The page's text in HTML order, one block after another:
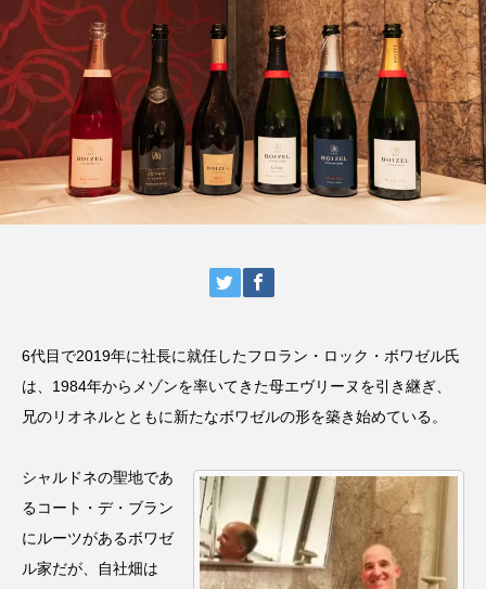
6代目で2019年に社長に就任したフロラン・ロック・ボワゼル氏
は、1984年からメゾンを率いてきた母エヴリーヌを引き継ぎ、
兄のリオネルとともに新たなボワゼルの形を築き始めている。
シャルドネの聖地であ
るコート・デ・ブラン
にルーツがあるボワゼ
ル家だが、自社畑は